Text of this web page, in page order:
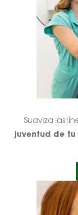
Suaviza las
juventud de